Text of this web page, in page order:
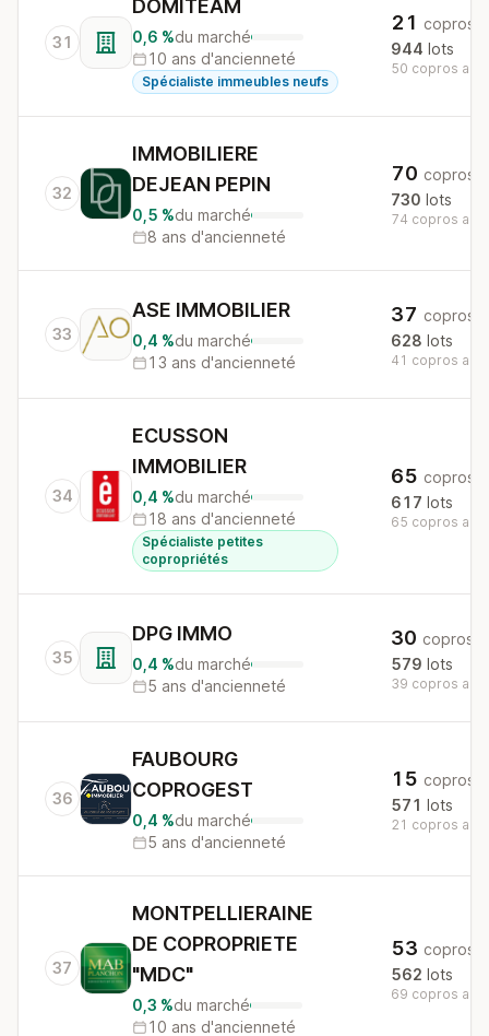
31
DOMITEAM
0,6 %du marché
10 ans d'ancienneté
Spécialiste immeubles neufs
21 copros
944 lots
50 copros au
32
IMMOBILIERE
DEJEAN PEPIN
0,5 %du marché
8 ans d'ancienneté
70 copros
730 lots
74 copros au
33
ASE IMMOBILIER
0,4 %du marché
13 ans d'ancienneté
37 copros
628 lots
41 copros au
34
ECUSSON
IMMOBILIER
0,4 %du marché
18 ans d'ancienneté
Spécialiste petites
copropriétés
65 copros
617 lots
65 copros au
35
DPG IMMO
0,4 %du marché
5 ans d'ancienneté
30 copros
579 lots
39 copros au
36
FAUBOURG
COPROGEST
0,4 %du marché
5 ans d'ancienneté
15 copros
571 lots
21 copros au
37
MONTPELLIERAINE
DE COPROPRIETE
"MDC"
0,3 %du marché
10 ans d'ancienneté
53 copros
562 lots
69 copros au